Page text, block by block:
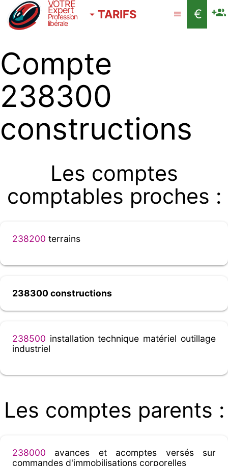
VOTRE
Expert
Profession
libérale
TARIFS €
Compte
238300
constructions
Les comptes
comptables proches :
238200 terrains
238300 constructions
238500 installation technique matériel outillage
industriel
Les comptes parents :
238000 avances et acomptes versés sur
commandes d'immobilisations corporelles